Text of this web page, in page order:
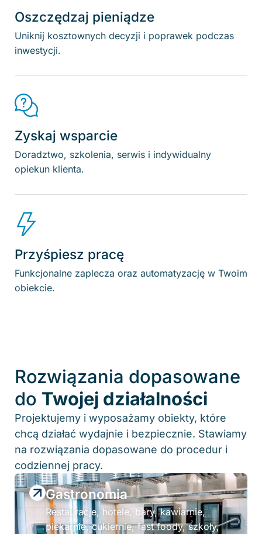
Oszczędzaj pieniądze
Uniknij kosztownych decyzji i poprawek podczas
inwestycji.
Zyskaj wsparcie
Doradztwo, szkolenia, serwis i indywidualny
opiekun klienta.
Przyśpiesz pracę
Funkcjonalne zaplecza oraz automatyzację w Twoim
obiekcie.
Rozwiązania dopasowane
do Twojej działalności
Projektujemy i wyposażamy obiekty, które
chcą działać wydajnie i bezpiecznie. Stawiamy
na rozwiązania dopasowane do procedur i
codziennej pracy.
Gastronomia
Restauracje, hotele, bary, kawiarnie,
piekarnie, cukiernie, fast foody, szkoły,